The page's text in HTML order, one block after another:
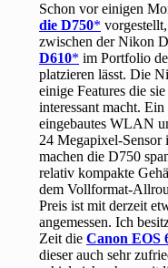
Schon vor einigen
die D750
zwischen der Nikon
D610
im Portfolio
platzieren lässt. Die
einige Features die
interessant macht.
eingebautes WLAN
24 Megapixel-Sensor
machen die D750
relativ kompakte
dem Vollformat-
Preis ist mit derzeit
angemessen. Ich
Zeit dieCanon EOS
dieser auch sehr